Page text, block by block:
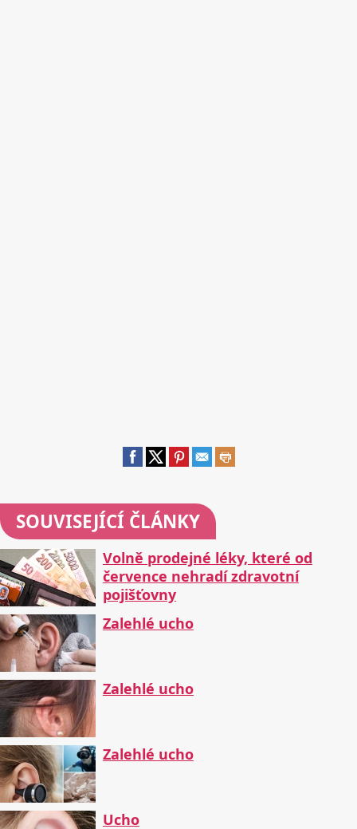
SOUVISEJÍCÍ ČLÁNKY
Volně prodejné léky, které od
července nehradí zdravotní
pojišťovny
Zalehlé ucho
Zalehlé ucho
Zalehlé ucho
Ucho